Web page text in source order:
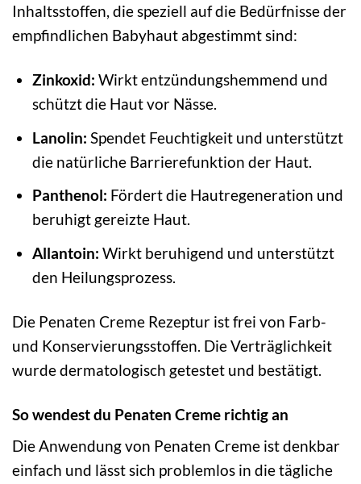
Inhaltsstoffen, die speziell auf die Bedürfnisse der
empfindlichen Babyhaut abgestimmt sind:
Zinkoxid: Wirkt entzündungshemmend und
schützt die Haut vor Nässe.
Lanolin: Spendet Feuchtigkeit und unterstützt
die natürliche Barrierefunktion der Haut.
Panthenol: Fördert die Hautregeneration und
beruhigt gereizte Haut.
Allantoin: Wirkt beruhigend und unterstützt
den Heilungsprozess.
Die Penaten Creme Rezeptur ist frei von Farb-
und Konservierungsstoffen. Die Verträglichkeit
wurde dermatologisch getestet und bestätigt.
So wendest du Penaten Creme richtig an
Die Anwendung von Penaten Creme ist denkbar
einfach und lässt sich problemlos in die tägliche